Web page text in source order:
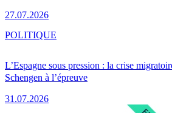
27.07.2026
L’Espagne sous pression : la crise
Schengen à l’épreuve
31.07.2026
POLITIQUE